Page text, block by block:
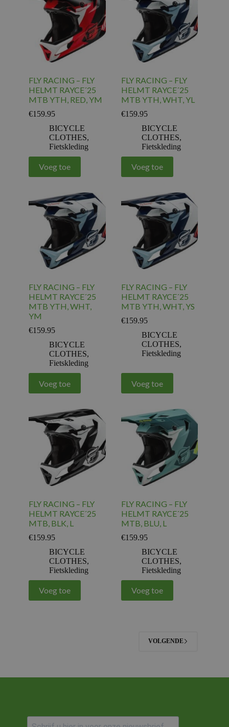
FLY RACING – FLY
HELMT RAYCE´25
MTB YTH, RED, YM
€159.95
BICYCLE
CLOTHES,
Fietskleding
Voeg toe
FLY RACING – FLY
HELMT RAYCE´25
MTB YTH, WHT, YL
€159.95
BICYCLE
CLOTHES,
Fietskleding
Voeg toe
FLY RACING – FLY
HELMT RAYCE´25
MTB YTH, WHT,
YM
€159.95
BICYCLE
CLOTHES,
Fietskleding
Voeg toe
FLY RACING – FLY
HELMT RAYCE´25
MTB YTH, WHT, YS
€159.95
BICYCLE
CLOTHES,
Fietskleding
Voeg toe
FLY RACING – FLY
HELMT RAYCE´25
MTB, BLK, L
€159.95
BICYCLE
CLOTHES,
Fietskleding
Voeg toe
FLY RACING – FLY
HELMT RAYCE´25
MTB, BLU, L
€159.95
BICYCLE
CLOTHES,
Fietskleding
Voeg toe
VOLGENDE